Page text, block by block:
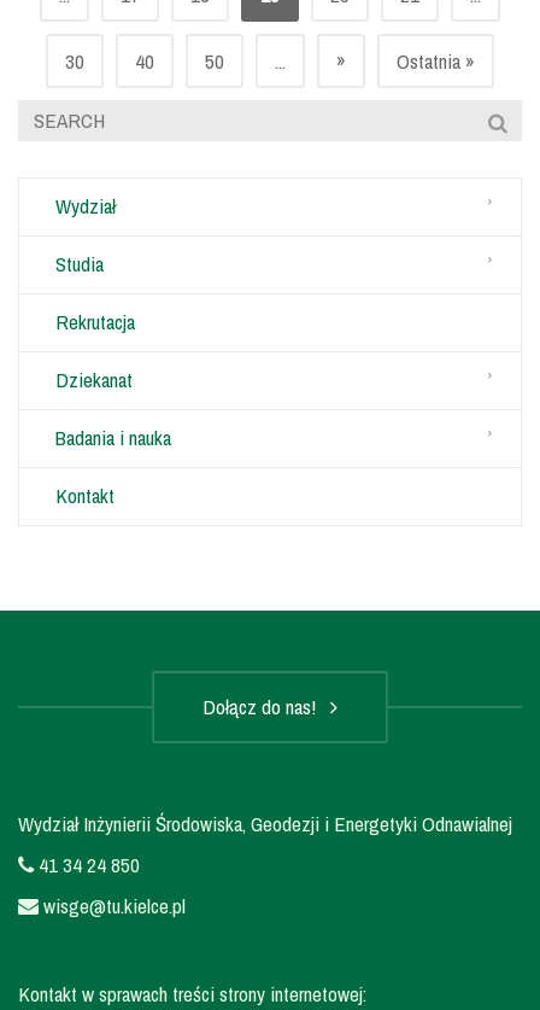
30 40 50 ... » Ostatnia »
Wydział
Studia
Rekrutacja
Dziekanat
Badania i nauka
Kontakt
Dołącz do nas!
Wydział Inżynierii Środowiska, Geodezji i Energetyki Odnawialnej
41 34 24 850
wisge@tu.kielce.pl
Kontakt w sprawach treści strony internetowej: